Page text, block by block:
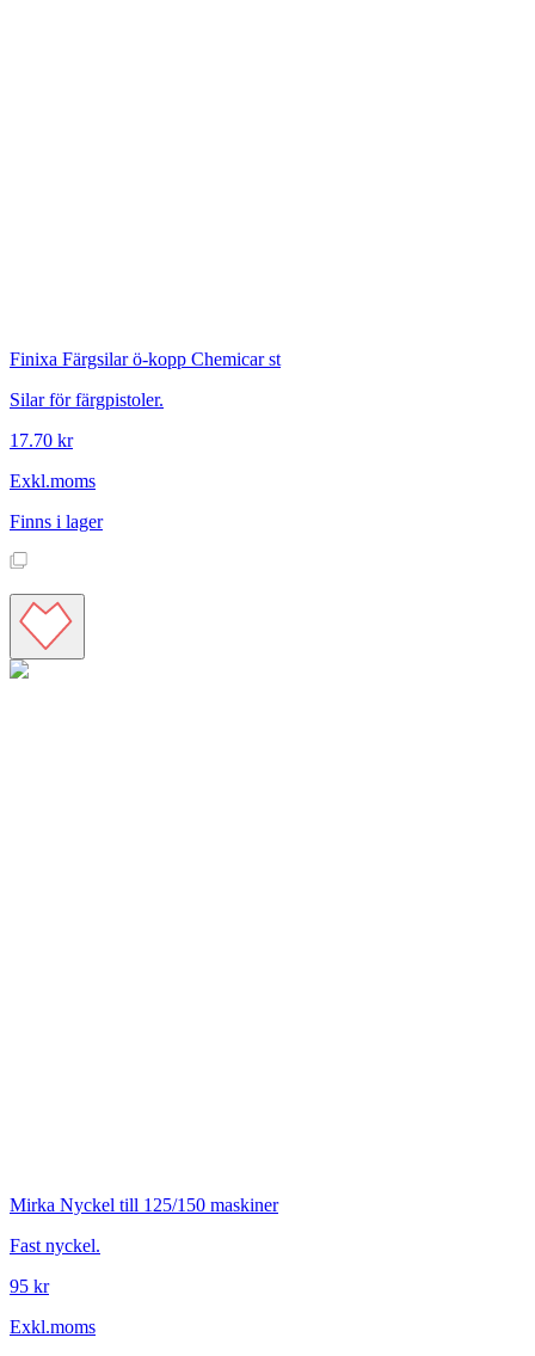
Finixa Färgsilar ö-kopp Chemicar st
Silar för färgpistoler.
17.70 kr
Exkl.moms
Finns i lager
Mirka Nyckel till 125/150 maskiner
Fast nyckel.
95 kr
Exkl.moms